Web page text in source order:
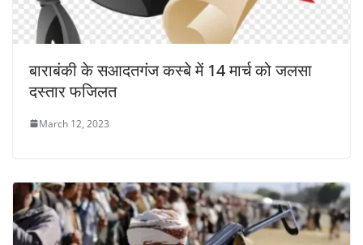
बाराबंकी के सआदतगंज कस्बे में 14 मार्च को जलसा
दस्तार फजिलत
March 12, 2023